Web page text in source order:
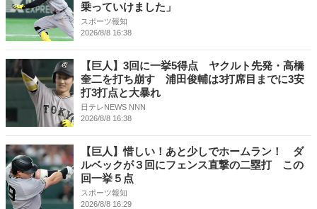
乗っていけました」
スポーツ報知
2026/8/8 16:38
【巨人】3回に一挙5得点 ヤクルト先発・高橋
奎二を打ち崩す 浦田俊輔は3打席目までに3安
打3打点と大暴れ
日テレNEWS NNN
2026/8/8 16:38
【巨人】惜しい！あと少しでホームラン！ ダ
ルベックが３回にフェンス直撃の二塁打 この
回一挙５点
スポーツ報知
2026/8/8 16:29